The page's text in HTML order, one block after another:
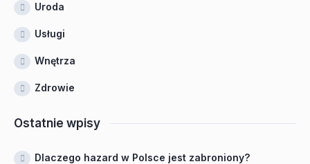
Uroda
Usługi
Wnętrza
Zdrowie
Ostatnie wpisy
Dlaczego hazard w Polsce jest zabroniony?